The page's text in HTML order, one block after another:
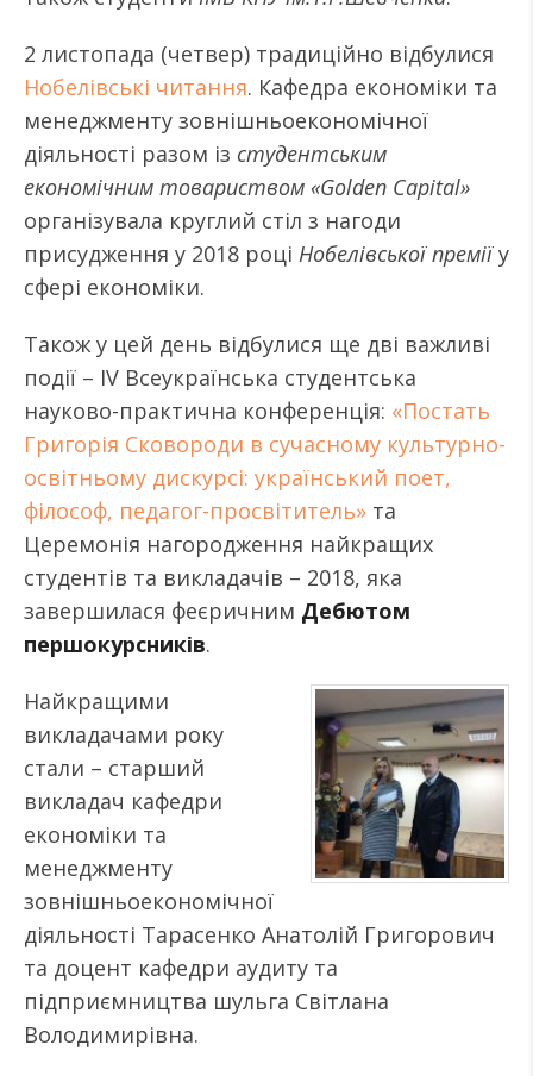
2 листопада (четвер) традиційно відбулися
Нобелівські читання. Кафедра економіки та
менеджменту зовнішньоекономічної
діяльності разом із студентським
економічним товариством «Golden Capital»
організувала круглий стіл з нагоди
присудження у 2018 році Нобелівської преміїу
сфері економіки.
Також у цей день відбулися ще дві важливі
події – ІV Всеукраїнська студентська
науково-практична конференція: «Постать
Григорія Сковороди в сучасному культурно-
освітньому дискурсі: український поет,
філософ, педагог-просвітитель» та
Церемонія нагородження найкращих
студентів та викладачів – 2018, яка
завершилася феєричним Дебютом
першокурсників.
Найкращими
викладачами року
стали – старший
викладач кафедри
економіки та
менеджменту
зовнішньоекономічної
діяльності Тарасенко Анатолій Григорович
та доцент кафедри аудиту та
підприємництва шульга Світлана
Володимирівна.